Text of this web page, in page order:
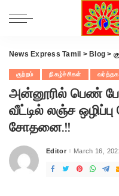
News Express Tamil > Blog >
குற்றம் நிகழ்ச்சிகள்
அன்னூரில் பெண்
வீட்டில் லஞ்ச ஒழிப்பு
சோதனை.!!
Posted
Editor March 16,